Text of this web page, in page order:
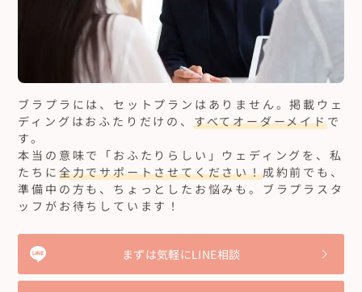
ブラプラには、セットプランはありません。掲載ウェ
ディングはおふたりだけの、 すべてオーダーメイドで
す。
本当の意味で「おふたりらしい」ウェディングを、私
たちに 全力でサポートさせてください！成約前でも、
準備中の方も、ちょっとしたお悩みも。ブラプラスタ
ッフがお待ちしています！
まずは気軽にLINE相談